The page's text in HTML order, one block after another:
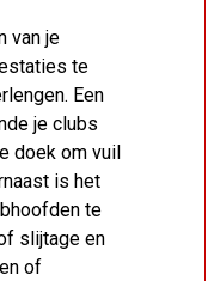
van je
te
Een
je clubs
doek om vuil
is het
te
slijtage en
of